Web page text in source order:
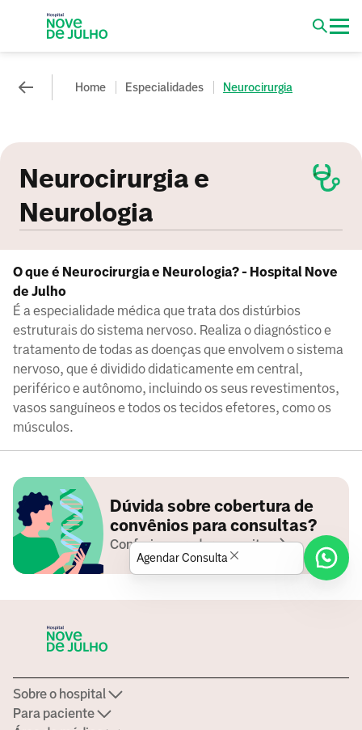
Home Especialidades Neurocirurgia
Neurocirurgia e
Neurologia
O que é Neurocirurgia e Neurologia? - Hospital Nove
de Julho
É a especialidade médica que trata dos distúrbios
estruturais do sistema nervoso. Realiza o diagnóstico e
tratamento de todas as doenças que envolvem o sistema
nervoso, que é dividido didaticamente em central,
periférico e autônomo, incluindo os seus revestimentos,
vasos sanguíneos e todos os tecidos efetores, como os
músculos.
Dúvida sobre cobertura de
convênios para consultas?
Conferir operadoras aceitas
Sobre o hospital
Para paciente
Agendar Consulta